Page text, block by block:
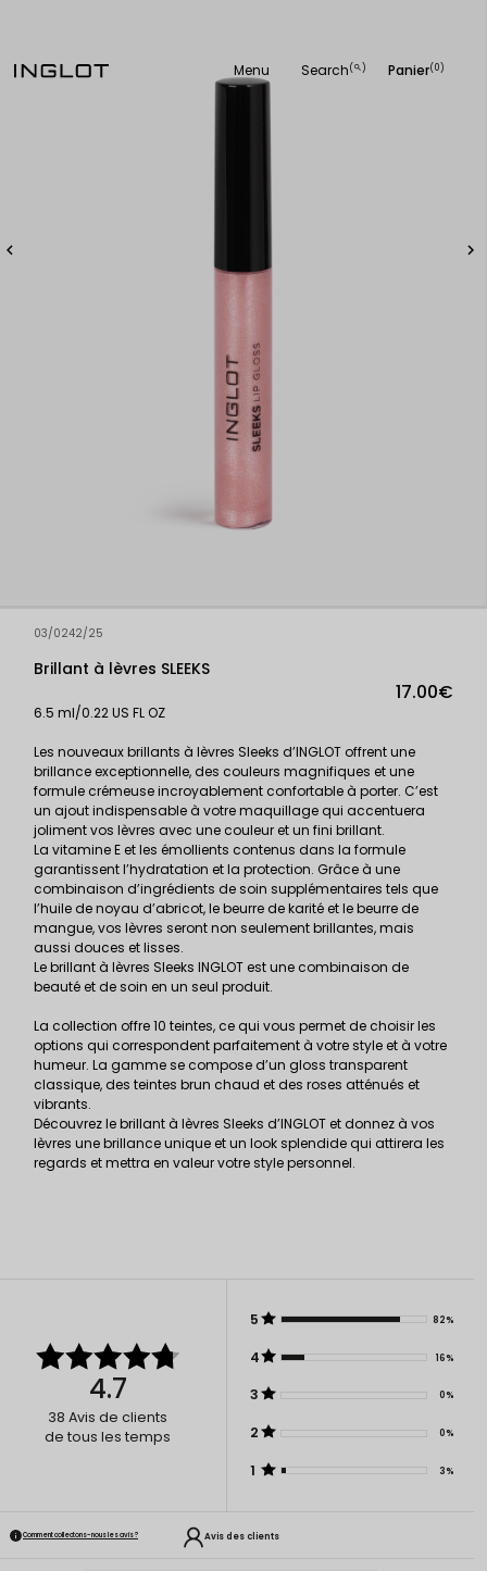
Menu Search(
search ) Panier(0)
 
03/0242/25
Brillant à lèvres SLEEKS
17.00€
6.5 ml/0.22 US FL OZ
Les nouveaux brillants à lèvres Sleeks d’INGLOT offrent une
brillance exceptionnelle, des couleurs magnifiques et une
formule crémeuse incroyablement confortable à porter. C’est
un ajout indispensable à votre maquillage qui accentuera
joliment vos lèvres avec une couleur et un fini brillant.
La vitamine E et les émollients contenus dans la formule
garantissent l’hydratation et la protection. Grâce à une
combinaison d’ingrédients de soin supplémentaires tels que
l’huile de noyau d’abricot, le beurre de karité et le beurre de
mangue, vos lèvres seront non seulement brillantes, mais
aussi douces et lisses.
Le brillant à lèvres Sleeks INGLOT est une combinaison de
beauté et de soin en un seul produit.
La collection offre 10 teintes, ce qui vous permet de choisir les
options qui correspondent parfaitement à votre style et à votre
humeur. La gamme se compose d’un gloss transparent
classique, des teintes brun chaud et des roses atténués et
vibrants.
Découvrez le brillant à lèvres Sleeks d’INGLOT et donnez à vos
lèvres une brillance unique et un look splendide qui attirera les
regards et mettra en valeur votre style personnel.
4.7
38 Avis de clients
de tous les temps
5 82%
4 16%
3 0%
2 0%
1 3%
Comment collectons-nous les avis ? Avis des clients